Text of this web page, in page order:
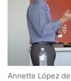
Annette López